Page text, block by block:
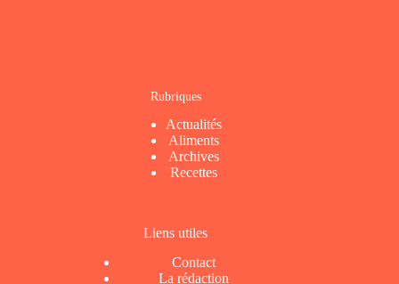
Rubriques
Actualités
Aliments
Archives
Recettes
Liens utiles
Contact
La rédaction